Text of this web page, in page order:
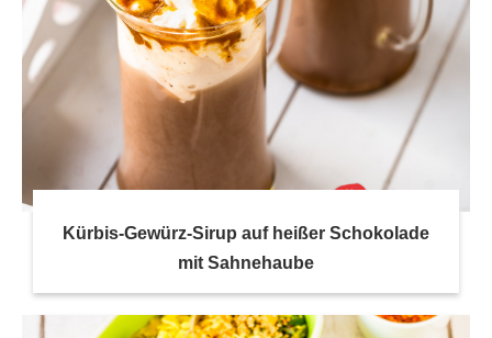
Kürbis-Gewürz-Sirup auf heißer Schokolade
mit Sahnehaube